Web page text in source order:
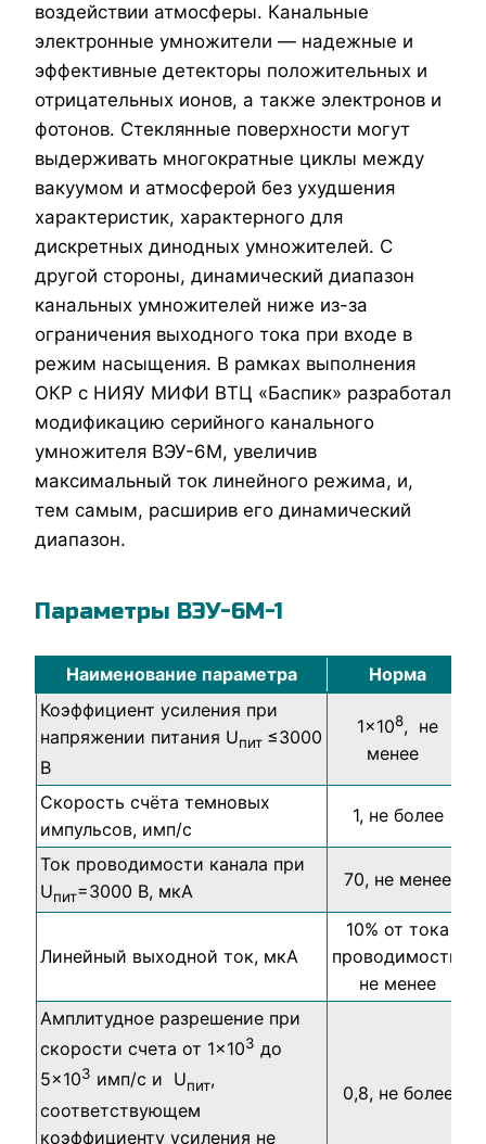
воздействии атмосферы. Канальные
электронные умножители — надежные и
эффективные детекторы положительных и
отрицательных ионов, а также электронов и
фотонов. Cтеклянные поверхности могут
выдерживать многократные циклы между
вакуумом и атмосферой без ухудшения
характеристик, характерного для
дискретных динодных умножителей. С
другой стороны, динамический диапазон
канальных умножителей ниже из-за
ограничения выходного тока при входе в
режим насыщения. В рамках выполнения
ОКР с НИЯУ МИФИ ВТЦ «Баспик» разработал
модификацию серийного канального
умножителя ВЭУ-6М, увеличив
максимальный ток линейного режима, и,
тем самым, расширив его динамический
диапазон.
Параметры ВЭУ-6М-1
Наименование параметра
Норма
Коэффициент усиления при
напряжении питания Uпит ≤3000
В
1×108, не
менее
Скорость счёта темновых
импульсов, имп/с
1, не более
Ток проводимости канала при
Uпит=3000 В, мкА
70, не менее
Линейный выходной ток, мкА
10% от тока
проводимости,
не менее
Амплитудное разрешение при
скорости счета от 1×103 до
5×103 имп/с и Uпит,
соответствующем
коэффициенту усиления не
0,8, не более